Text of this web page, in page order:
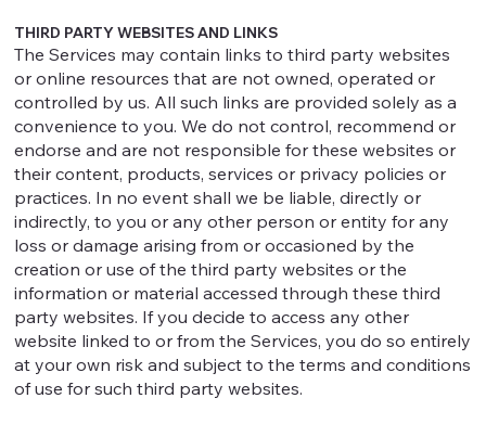
THIRD PARTY WEBSITES AND LINKS
The Services may contain links to third party websites
or online resources that are not owned, operated or
controlled by us. All such links are provided solely as a
convenience to you. We do not control, recommend or
endorse and are not responsible for these websites or
their content, products, services or privacy policies or
practices. In no event shall we be liable, directly or
indirectly, to you or any other person or entity for any
loss or damage arising from or occasioned by the
creation or use of the third party websites or the
information or material accessed through these third
party websites. If you decide to access any other
website linked to or from the Services, you do so entirely
at your own risk and subject to the terms and conditions
of use for such third party websites.